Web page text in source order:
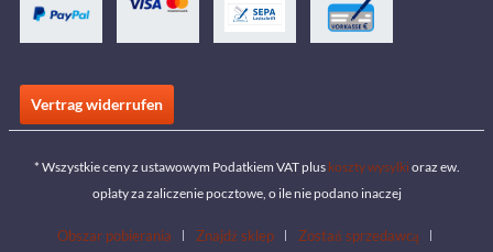
Vertrag widerrufen
* Wszystkie ceny z ustawowym Podatkiem VAT plus koszty wysyłki oraz ew.
opłaty za zaliczenie pocztowe, o ile nie podano inaczej
Obszar pobierania Znajdź sklep Zostań sprzedawcą